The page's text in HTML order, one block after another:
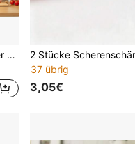
37 übrig
3,05€